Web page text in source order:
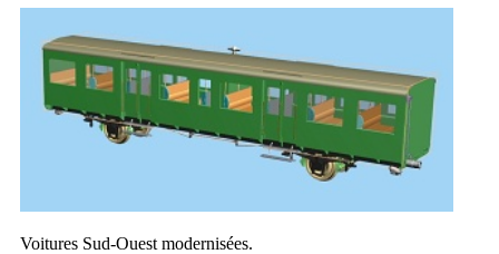
Voitures Sud-Ouest modernisées.